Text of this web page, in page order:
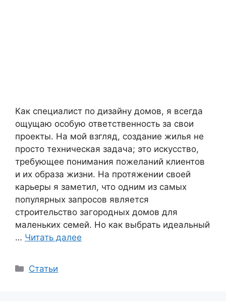
Как специалист по дизайну домов, я всегда
ощущаю особую ответственность за свои
проекты. На мой взгляд, создание жилья не
просто техническая задача; это искусство,
требующее понимания пожеланий клиентов
и их образа жизни. На протяжении своей
карьеры я заметил, что одним из самых
популярных запросов является
строительство загородных домов для
маленьких семей. Но как выбрать идеальный
… Читать далее
Рубрики
Статьи